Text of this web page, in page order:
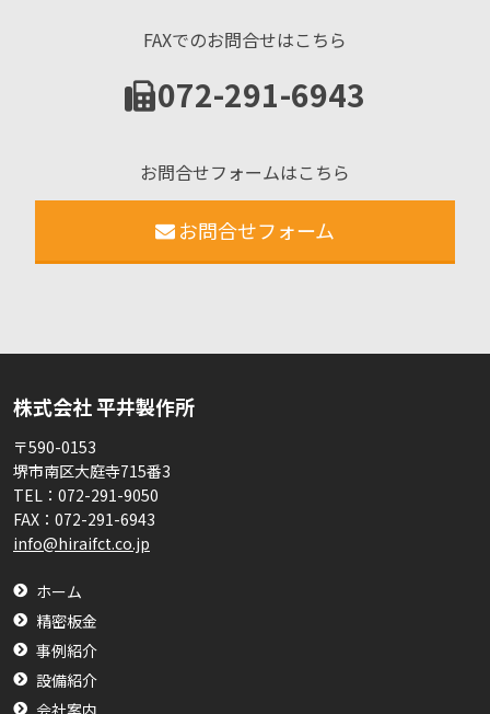
FAXでのお問合せはこちら
072-291-6943
お問合せフォームはこちら
お問合せフォーム
株式会社 平井製作所
〒590-0153
堺市南区大庭寺715番3
TEL： 072-291-9050
FAX： 072-291-6943
info@hiraifct.co.jp
ホーム
精密板金
事例紹介
設備紹介
会社案内